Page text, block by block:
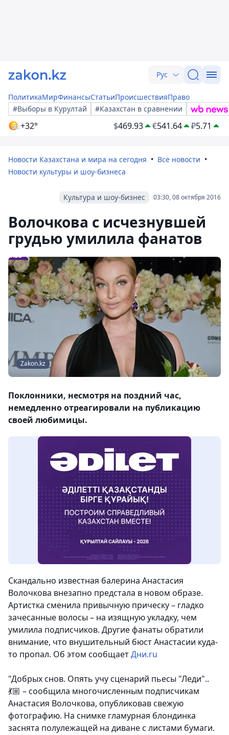
Рус
ПолитикаМирФинансыСтатьиПроисшествияПраво
#Выборы в Курултай
#Казахстан в сравнении
+32° $469.93 €541.64 ₽5.71
Новости Казахстана и мира на сегодня
Все новости
Новости культуры и шоу-бизнеса
03:30, 08 октября 2016
Культура и шоу-бизнес
Волочкова с исчезнувшей
грудью умилила фанатов
Zakon.kz
Поклонники, несмотря на поздний час,
немедленно отреагировали на публикацию
своей любимицы.
Скандально известная балерина Анастасия
Волочкова внезапно предстала в новом образе.
Артистка сменила привычную прическу – гладко
зачесанные волосы – на изящную укладку, чем
умилила подписчиков. Другие фанаты обратили
внимание, что внушительный бюст Анастасии куда-
то пропал. Об этом сообщаетДни.ru
"Добрых снов. Опять учу сценарий пьесы "Леди"..
💃🏼 – сообщила многочисленным подписчикам
Анастасия Волочкова, опубликовав свежую
фотографию. На снимке гламурная блондинка
заснята полулежащей на диване с листами бумаги.